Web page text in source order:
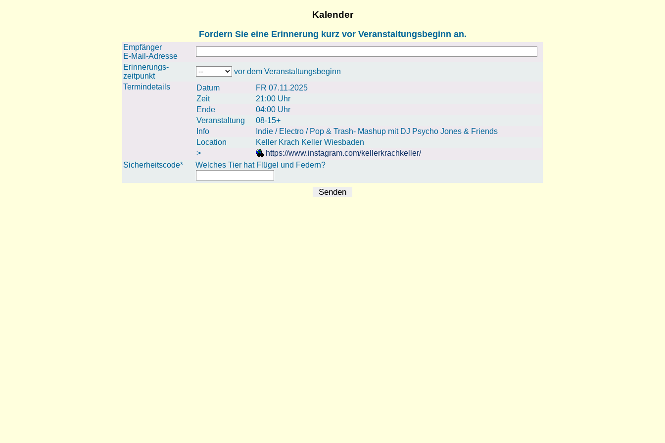
Kalender
Fordern Sie eine Erinnerung kurz vor Veranstaltungsbeginn an.
Empfänger
E-Mail-Adresse
Erinnerungs-
zeitpunkt
vor dem Veranstaltungsbeginn
Termindetails
Datum
FR 07.11.2025
Zeit
21:00 Uhr
Ende
04:00 Uhr
Veranstaltung
08-15+
Info
Indie / Electro / Pop & Trash- Mashup mit DJ Psycho Jones & Friends
Location
Keller Krach Keller Wiesbaden
>
https://www.instagram.com/kellerkrachkeller/
Sicherheitscode*
Welches Tier hat Flügel und Federn?